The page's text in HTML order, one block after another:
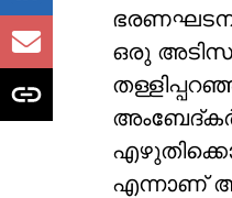
ഒരു
എന്നാണ്